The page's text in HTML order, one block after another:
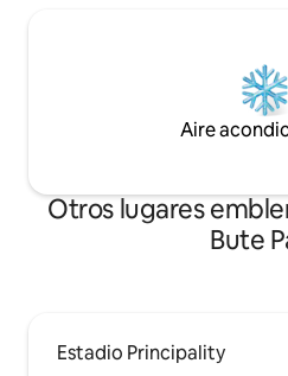
Aire
Otros lugares
Bute
Estadio Principality